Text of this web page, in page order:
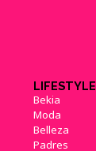
LIFESTYLE
Bekia
Moda
Belleza
Padres